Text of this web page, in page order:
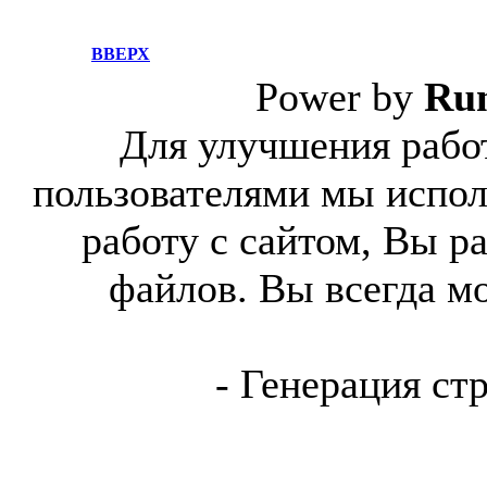
ВВЕРХ
Power by
Для улучшения
пользователями мы
работу с сайтом, Вы
файлов. Вы всегда
- Генерация